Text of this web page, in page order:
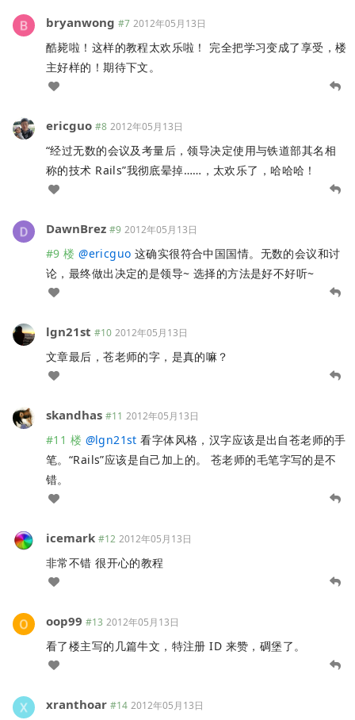
bryanwong #7 2012年05月13日
酷毙啦！这样的教程太欢乐啦！ 完全把学习变成了享受，楼
主好样的！期待下文。
ericguo #8 2012年05月13日
“经过无数的会议及考量后，领导决定使用与铁道部其名相
称的技术 Rails”我彻底晕掉……，太欢乐了，哈哈哈！
DawnBrez #9 2012年05月13日
#9 楼 @ericguo 这确实很符合中国国情。无数的会议和讨
论，最终做出决定的是领导~ 选择的方法是好不好听~
lgn21st #10 2012年05月13日
文章最后，苍老师的字，是真的嘛？
skandhas #11 2012年05月13日
#11 楼 @lgn21st 看字体风格，汉字应该是出自苍老师的手
笔。“Rails”应该是自己加上的。 苍老师的毛笔字写的是不
错。
icemark #12 2012年05月13日
非常不错 很开心的教程
oop99 #13 2012年05月13日
看了楼主写的几篇牛文，特注册 ID 来赞，碉堡了。
xranthoar #14 2012年05月13日